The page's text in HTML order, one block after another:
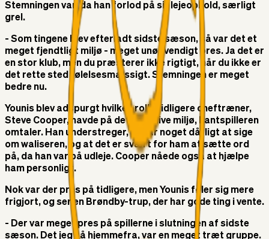
Stemningen var, da han forlod på sit lejeophold, særligt
grel.
- Som tingene blev efterladt sidste sæson, så var det et
meget fjendtligt miljø - meget unødvendigt pres. Ja det er
en stor klub, men du præsterer ikke rigtigt, når du ikke er
det rette sted følelsesmæssigt. Stemningen er meget
bedre nu.
Younis blev adspurgt hvilken rolle tidligere cheftræner,
Steve Cooper, havde på det negative miljø, kantspilleren
omtaler. Han understreger, at har noget dårligt at sige
om waliseren, og at det er svært for ham at sætte ord
på, da han var på udleje. Cooper nåede også at hjælpe
ham personligt.
Nok var der pres på tidligere, men Younis føler sig mere
frigjort, og ser en Brøndby-trup, der har gode ting i vente.
- Der var meget pres på spillerne i slutningen af sidste
sæson. Det jeg så hjemmefra, var en meget træt gruppe.